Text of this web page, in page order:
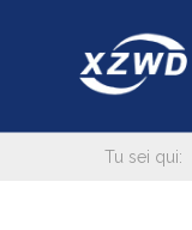
Tu sei qui: